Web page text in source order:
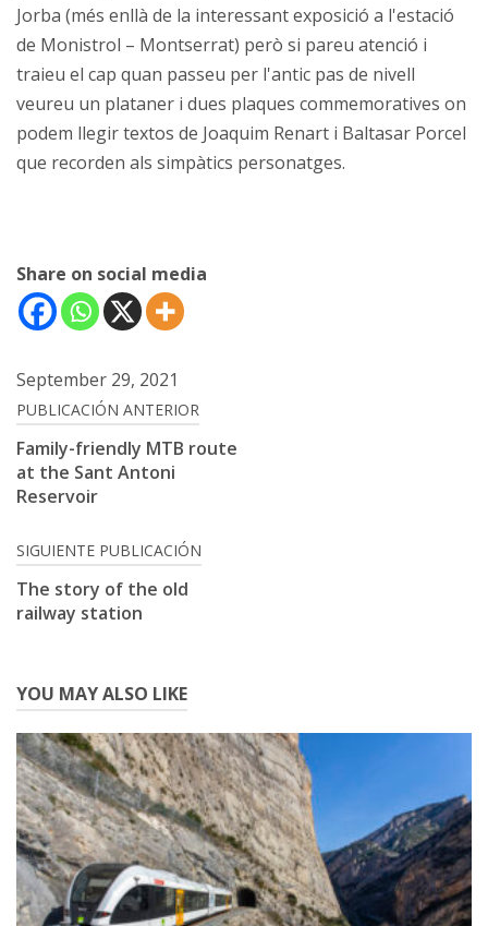
Jorba (més enllà de la interessant exposició a l'estació
de Monistrol – Montserrat) però si pareu atenció i
traieu el cap quan passeu per l'antic pas de nivell
veureu un plataner i dues plaques commemoratives on
podem llegir textos de Joaquim Renart i Baltasar Porcel
que recorden als simpàtics personatges.
Share on social media
September 29, 2021
Post
navigation
PUBLICACIÓN ANTERIOR
Family-friendly MTB route
at the Sant Antoni
Reservoir
SIGUIENTE PUBLICACIÓN
The story of the old
railway station
YOU MAY ALSO LIKE